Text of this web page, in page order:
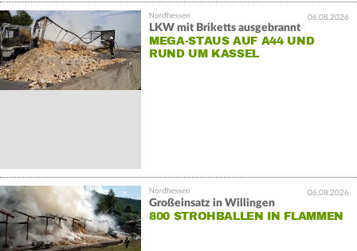
06.08.2026
LKW mit Briketts ausgebrannt
MEGA-STAUS AUF A44 UND
RUND UM KASSEL
06.08.2026
Großeinsatz in Willingen
800 STROHBALLEN IN FLAMMEN